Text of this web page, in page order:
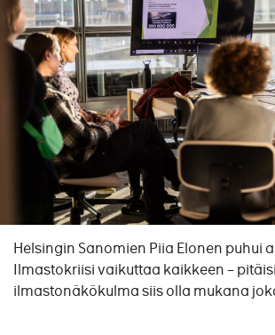
Helsingin Sanomien Piia Elonen puhui
Ilmastokriisi vaikuttaa kaikkeen –
ilmastonäkökulma siis olla mukana